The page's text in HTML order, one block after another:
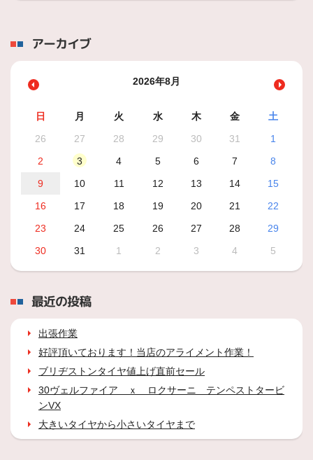
アーカイブ
2026年8月
日 月 火 水 木 金
土
26
27 28 29 30 31
1
2
3 4 5 6 7
8
9
10 11 12 13 14
15
16
17 18 19 20 21
22
23
24 25 26 27 28
29
30
31 1 2 3 4 5
最近の投稿
出張作業
好評頂いております！当店のアライメント作業！
ブリヂストンタイヤ値上げ直前セール
30ヴェルファイア ｘ ロクサーニ テンペストタービ
ンVX
大きいタイヤから小さいタイヤまで